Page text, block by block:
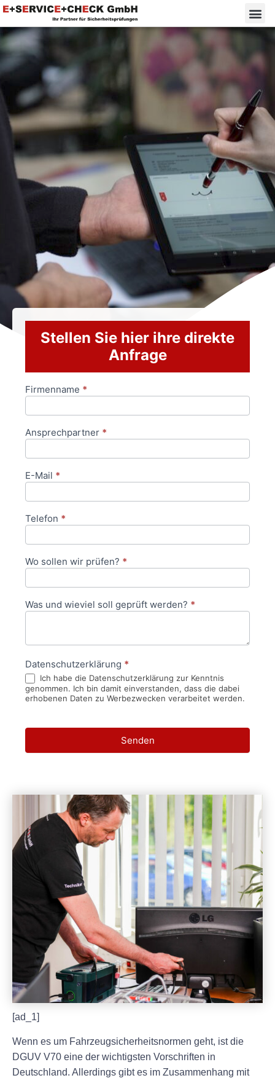
Stellen Sie hier ihre direkte
Anfrage
Anfrageformular
Firmenname *
Ansprechpartner *
E-Mail *
Telefon *
Wo sollen wir prüfen? *
Was und wieviel soll geprüft werden? *
Datenschutzerklärung *
Ich habe die Datenschutzerklärung zur Kenntnis
genommen. Ich bin damit einverstanden, dass die dabei
erhobenen Daten zu Werbezwecken verarbeitet werden.
Senden
[ad_1]
Wenn es um Fahrzeugsicherheitsnormen geht, ist die
DGUV V70 eine der wichtigsten Vorschriften in
Deutschland. Allerdings gibt es im Zusammenhang mit